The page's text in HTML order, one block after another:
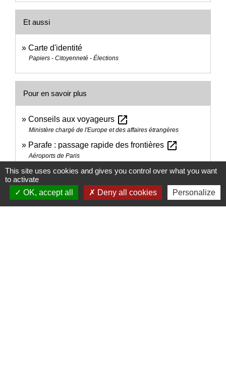
Et aussi
Carte d'identité
Papiers - Citoyenneté - Élections
Pour en savoir plus
Conseils aux voyageurs open_in_new
Ministère chargé de l'Europe et des affaires étrangères
Parafe : passage rapide des frontières open_in_new
Aéroports de Paris
Signaler une erreur sur cette page
This site uses cookies and gives you control over what you want
to activate
OK, accept all
Deny all cookies Personalize